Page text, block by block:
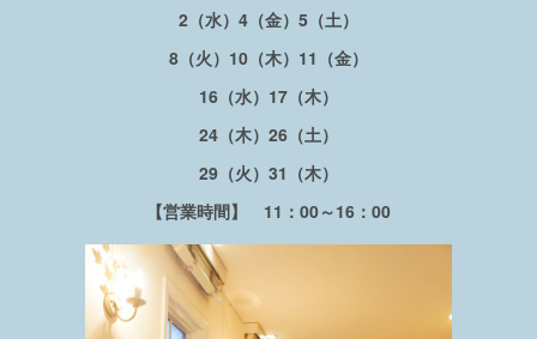
2（水）4（金）5（土）
8（火）10（木）11（金）
16（水）17（木）
24（木）26（土）
29（火）31（木）
【営業時間】 11：00～16：00